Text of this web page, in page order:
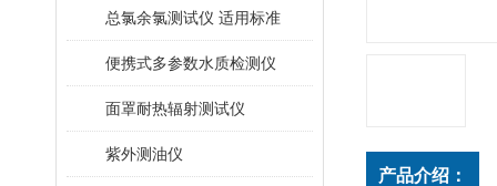
总氯余氯测试仪 适用标准
便携式多参数水质检测仪
面罩耐热辐射测试仪
紫外测油仪
产品介绍：